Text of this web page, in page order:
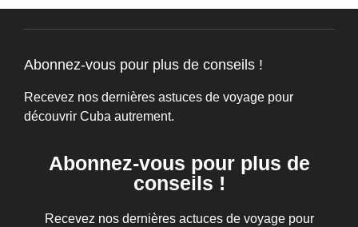
Abonnez-vous pour plus de conseils !
Recevez nos dernières astuces de voyage pour
découvrir Cuba autrement.
Abonnez-vous pour plus de
conseils !
Recevez nos dernières actuces de voyage pour